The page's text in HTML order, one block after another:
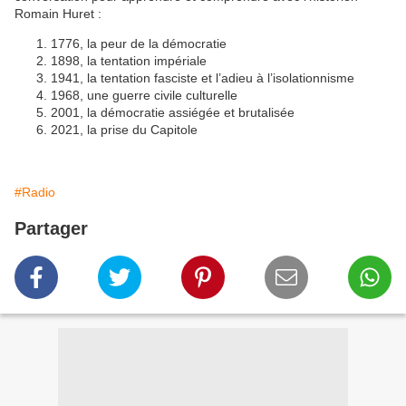
Romain Huret :
1776, la peur de la démocratie
1898, la tentation impériale
1941, la tentation fasciste et l’adieu à l’isolationnisme
1968, une guerre civile culturelle
2001, la démocratie assiégée et brutalisée
2021, la prise du Capitole
#Radio
Partager